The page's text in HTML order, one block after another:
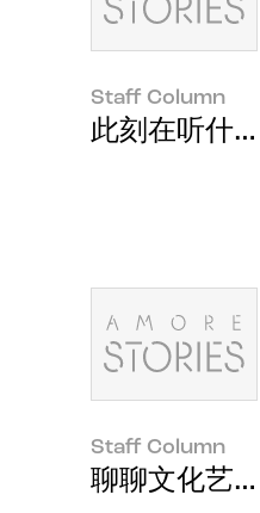
Staff Column
此刻在听什
Staff Column
聊聊文化艺